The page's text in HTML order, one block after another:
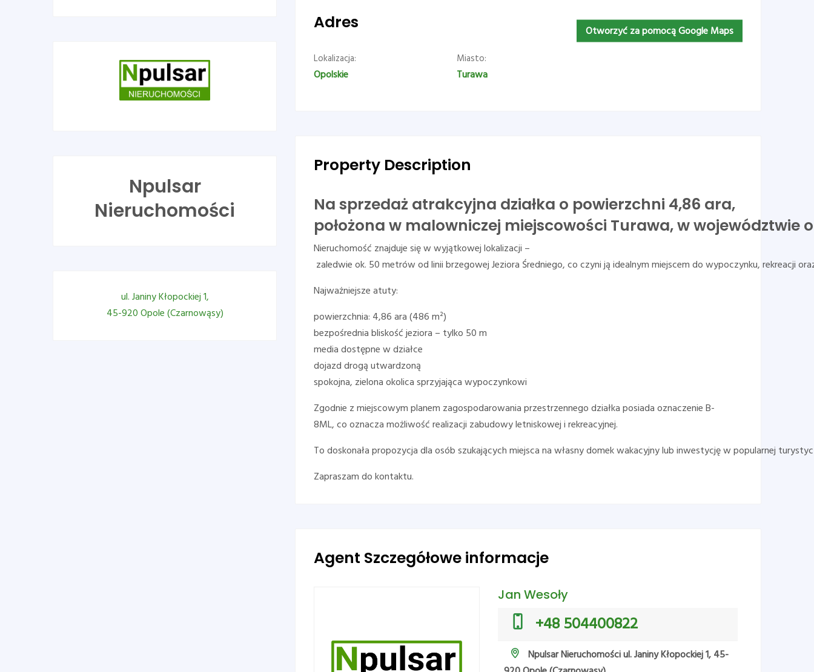
Adres Otworzyć za pomocą Google Maps
Lokalizacja:
Opolskie
Miasto:
Turawa
Property Description
Na sprzedaż atrakcyjna działka o powierzchni 4,86 ara,
położona w malowniczej miejscowości Turawa, w województwie
Nieruchomość znajduje się w wyjątkowej lokalizacji –
zaledwie ok. 50 metrów od linii brzegowej Jeziora Średniego, co czyni ją idealnym miejscem do wypoczynku, rekreacji
Najważniejsze atuty:
powierzchnia: 4,86 ara (486 m²)
bezpośrednia bliskość jeziora – tylko 50 m
media dostępne w działce
dojazd drogą utwardzoną
spokojna, zielona okolica sprzyjająca wypoczynkowi
Zgodnie z miejscowym planem zagospodarowania przestrzennego działka posiada oznaczenie B-
8ML, co oznacza możliwość realizacji zabudowy letniskowej i rekreacyjnej.
To doskonała propozycja dla osób szukających miejsca na własny domek wakacyjny lub inwestycję w popularnej
Zapraszam do kontaktu.
Agent Szczegółowe informacje
Jan Wesoły
+48 504400822
Npulsar Nieruchomości ul. Janiny Kłopockiej 1, 45-
Npulsar
Nieruchomości
ul. Janiny Kłopockiej 1,
45-920 Opole (Czarnowąsy)